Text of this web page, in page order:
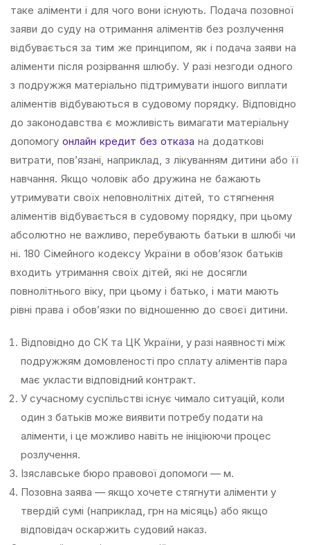
таке аліменти і для чого вони існують. Подача позовної
заяви до суду на отримання аліментів без розлучення
відбувається за тим же принципом, як і подача заяви на
аліменти після розірвання шлюбу. У разі незгоди одного
з подружжя матеріально підтримувати іншого виплати
аліментів відбуваються в судовому порядку. Відповідно
до законодавства є можливість вимагати матеріальну
допомогу онлайн кредит без отказа на додаткові
витрати, пов’язані, наприклад, з лікуванням дитини або її
навчання. Якщо чоловік або дружина не бажають
утримувати своїх неповнолітніх дітей, то стягнення
аліментів відбувається в судовому порядку, при цьому
абсолютно не важливо, перебувають батьки в шлюбі чи
ні. 180 Сімейного кодексу України в обов’язок батьків
входить утримання своїх дітей, які не досягли
повнолітнього віку, при цьому і батько, і мати мають
рівні права і обов’язки по відношенню до своєї дитини.
Відповідно до СК та ЦК України, у разі наявності між
подружжям домовленості про сплату аліментів пара
має укласти відповідний контракт.
У сучасному суспільстві існує чимало ситуацій, коли
один з батьків може виявити потребу подати на
аліменти, і це можливо навіть не ініціюючи процес
розлучення.
Ізяславське бюро правової допомоги — м.
Позовна заява — якщо хочете стягнути аліменти у
твердій сумі (наприклад, грн на місяць) або якщо
відповідач оскаржить судовий наказ.